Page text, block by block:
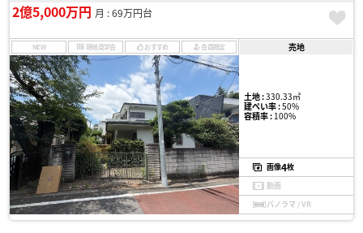
2億5,000万円 月 : 69万円台
NEW 現地見学会 おすすめ 会員限定 売地
土地 :330.33㎡
建ぺい率 :50%
容積率 :100%
画像4枚
動画
パノラマ / VR